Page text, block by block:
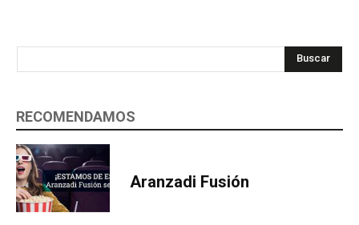
Buscar
RECOMENDAMOS
Aranzadi Fusión